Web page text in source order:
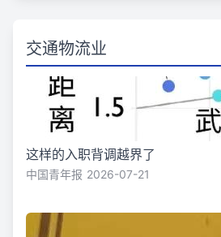
交通物流业
这样的入职背调越界了
中国青年报 2026-07-21